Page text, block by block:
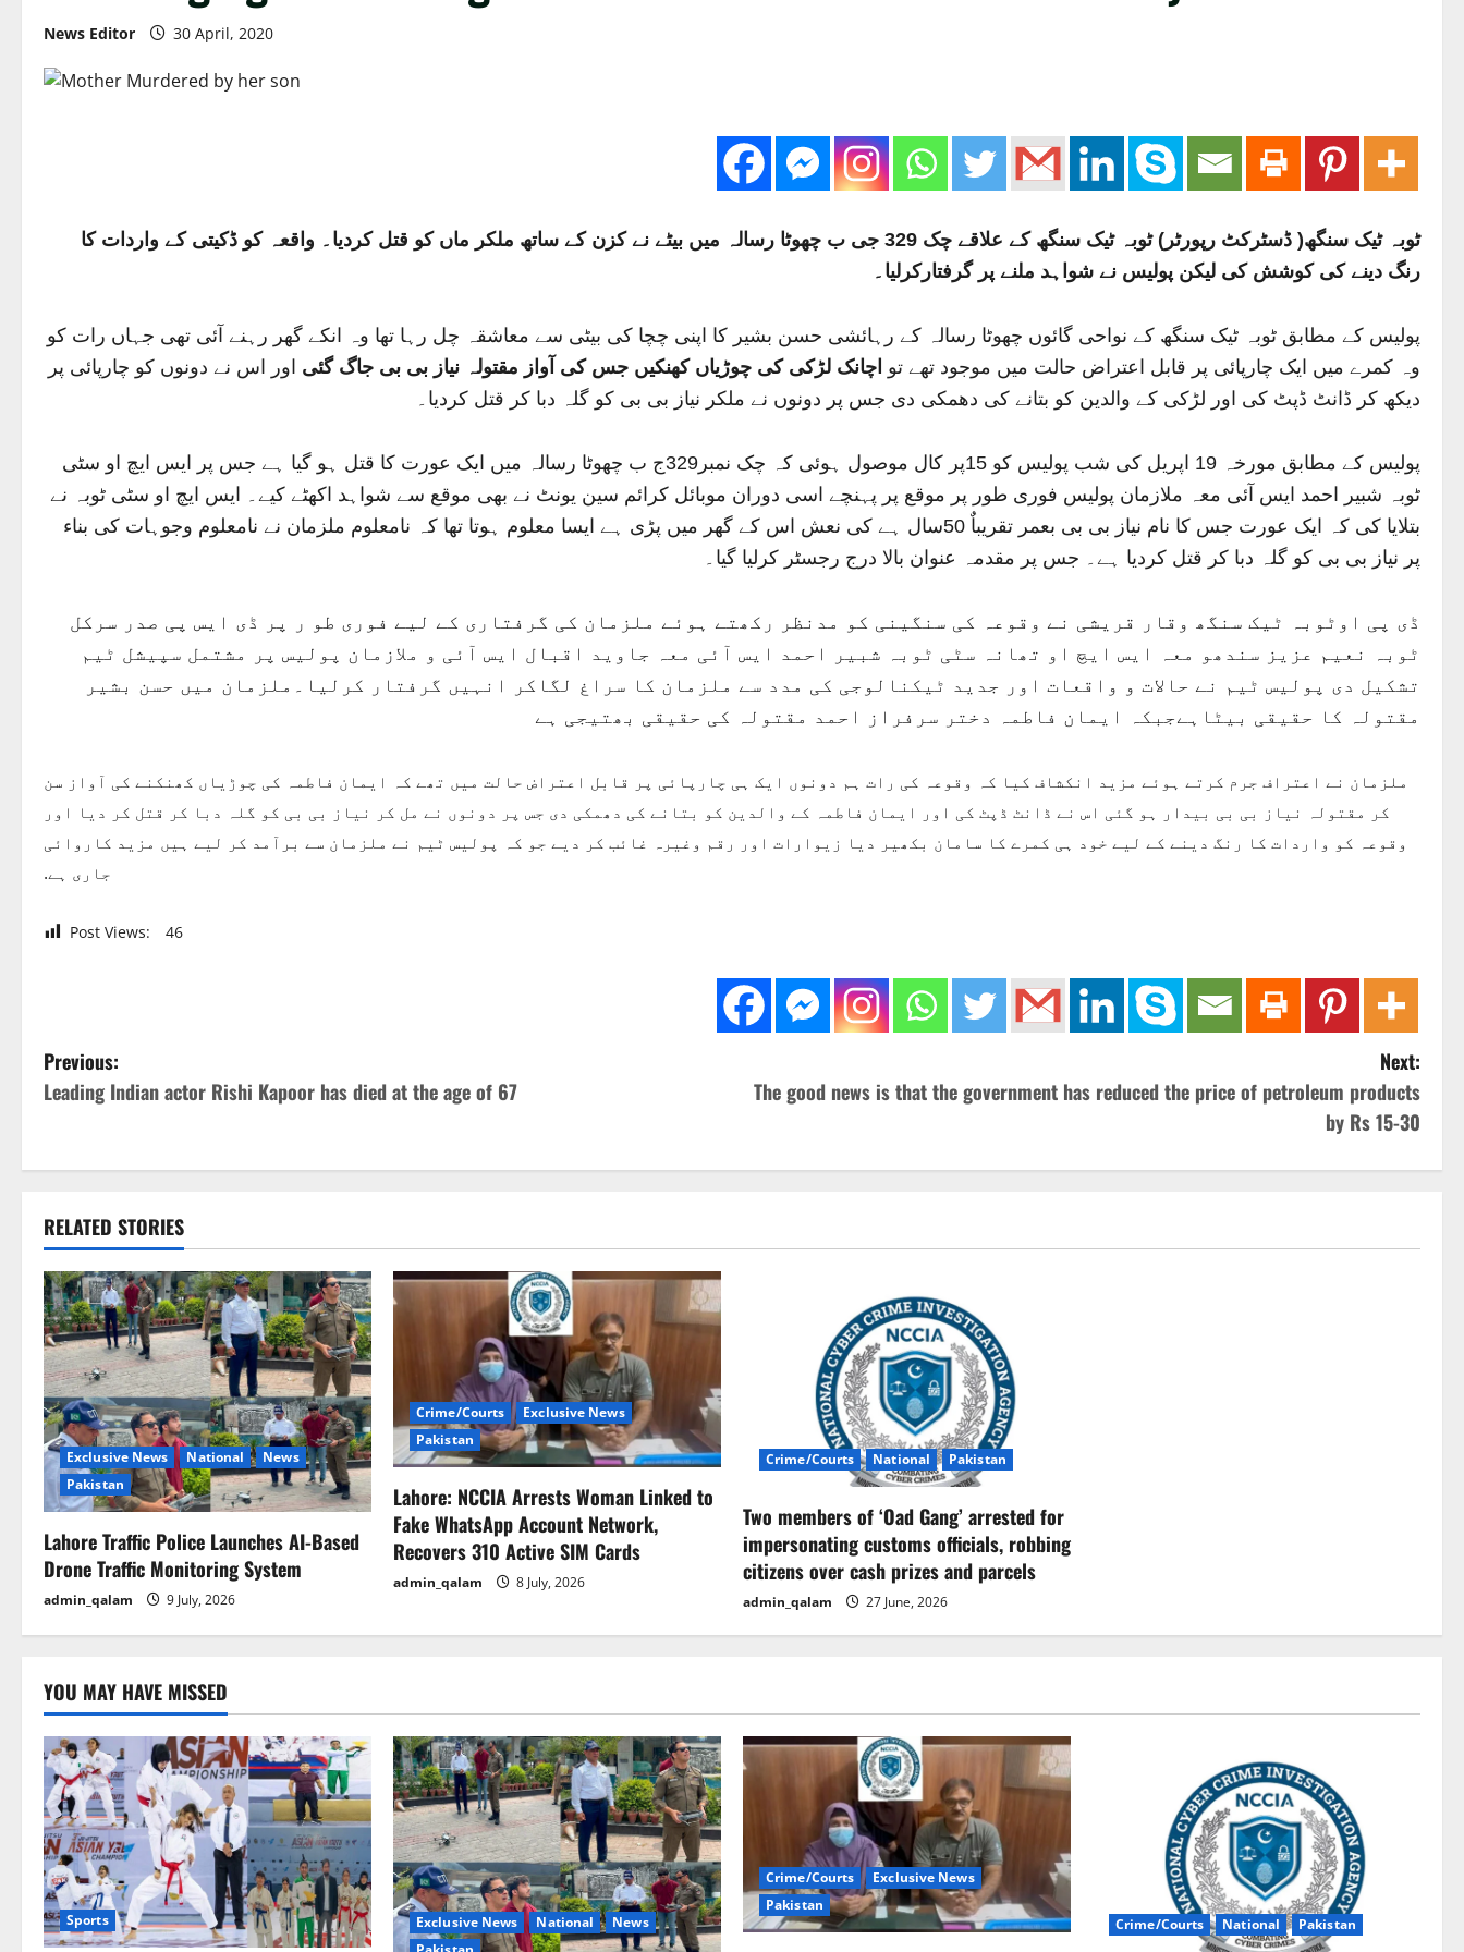
News Editor 30 April, 2020
ٹوبہ ٹیک سنگھ( ڈسٹرکٹ رپورٹر) ٹوبہ ٹیک سنگھ کے علاقے چک 329 جی ب چھوٹا رسالہ میں بیٹے نے کزن کے ساتھ ملکر ماں کو قتل کردیا۔ واقعہ کو ڈکیتی کے واردات کا
رنگ دینے کی کوشش کی لیکن پولیس نے شواہد ملنے پر گرفتارکرلیا۔
پولیس کے مطابق ٹوبہ ٹیک سنگھ کے نواحی گائوں چھوٹا رسالہ کے رہائشی حسن بشیر کا اپنی چچا کی بیٹی سے معاشقہ چل رہا تھا وہ انکے گھر رہنے آئی تھی جہاں رات کو
وہ کمرے میں ایک چارپائی پر قابل اعتراض حالت میں موجود تھے تو اچانک لڑکی کی چوڑیاں کھنکیں جس کی آواز مقتولہ نیاز بی بی جاگ گئی اور اس نے دونوں کو چارپائی پر
دیکھ کر ڈانٹ ڈپٹ کی اور لڑکی کے والدین کو بتانے کی دھمکی دی جس پر دونوں نے ملکر نیاز بی بی کو گلہ دبا کر قتل کردیا۔
پولیس کے مطابق مورخہ 19 اپریل کی شب پولیس کو 15پر کال موصول ہوئی کہ چک نمبر329ج ب چھوٹا رسالہ میں ایک عورت کا قتل ہو گیا ہے جس پر ایس ایچ او سٹی
ٹوبہ شبیر احمد ایس آئی معہ ملازمان پولیس فوری طور پر موقع پر پہنچے اسی دوران موبائل کرائم سین یونٹ نے بھی موقع سے شواہد اکھٹے کیے۔ ایس ایچ او سٹی ٹوبہ نے
بتلایا کی کہ ایک عورت جس کا نام نیاز بی بی بعمر تقریباٌ 50سال ہے کی نعش اس کے گھر میں پڑی ہے ایسا معلوم ہوتا تھا کہ نامعلوم ملزمان نے نامعلوم وجوہات کی بناء
پر نیاز بی بی کو گلہ دبا کر قتل کردیا ہے۔ جس پر مقدمہ عنوان بالا درج رجسٹر کرلیا گیا۔
ڈی پی اوٹوبہ ٹیک سنگھ وقار قریشی نے وقوعہ کی سنگینی کو مدنظر رکھتے ہوئے ملزمان کی گرفتاری کے لیے فوری طو ر پر ڈی ایس پی صدر سرکل
ٹوبہ نعیم عزیز سندھو معہ ایس ایچ او تھانہ سٹی ٹوبہ شبیر احمد ایس آئی معہ جاوید اقبال ایس آئی و ملازمان پولیس پر مشتمل سپیشل ٹیم
تشکیل دی پولیس ٹیم نے حالات و واقعات اور جدید ٹیکنالوجی کی مدد سے ملزمان کا سراغ لگاکر انہیں گرفتار کرلیا۔ملزمان میں حسن بشیر
مقتولہ کا حقیقی بیٹاہےجبکہ ایمان فاطمہ دختر سرفراز احمد مقتولہ کی حقیقی بھتیجی ہے
ملزمان نے اعتراف جرم کرتے ہوئے مزید انکشاف کیا کہ وقوعہ کی رات ہم دونوں ایک ہی چارپائی پر قابل اعتراض حالت میں تھے کہ ایمان فاطمہ کی چوڑیاں کھنکنے کی آواز سن
کر مقتولہ نیاز بی بی بیدار ہو گئی اس نے ڈانٹ ڈپٹ کی اور ایمان فاطمہ کے والدین کو بتانے کی دھمکی دی جس پر دونوں نے مل کر نیاز بی بی کو گلہ دبا کر قتل کر دیا اور
وقوعہ کو واردات کا رنگ دینے کے لیے خود ہی کمرے کا سامان بکھیر دیا زیوارات اور رقم وغیرہ غائب کر دیے جو کہ پولیس ٹیم نے ملزمان سے برآمد کر لیے ہیں مزید کاروائی
جاری ہے.
Post Views: 46
P
o
s
n
a
v
i
g
a
t
i
o
Previous:
Leading Indian actor Rishi Kapoor has died at the age of 67
Next:
The good news is that the government has reduced the price of petroleum products
by Rs 15-30
RELATED STORIES
Exclusive News National
News
Pakistan
Lahore Traffic Police Launches AI-Based
Drone Traffic Monitoring System
admin_qalam 9 July, 2026
Crime/Courts
Exclusive News
Pakistan
Lahore: NCCIA Arrests Woman Linked to
Fake WhatsApp Account Network,
Recovers 310 Active SIM Cards
admin_qalam 8 July, 2026
Crime/Courts National Pakistan
Two members of ‘Oad Gang’ arrested for
impersonating customs officials, robbing
citizens over cash prizes and parcels
admin_qalam 27 June, 2026
YOU MAY HAVE MISSED
Sports Exclusive News National
News
Crime/Courts
Exclusive News
Pakistan
Crime/Courts National Pakistan